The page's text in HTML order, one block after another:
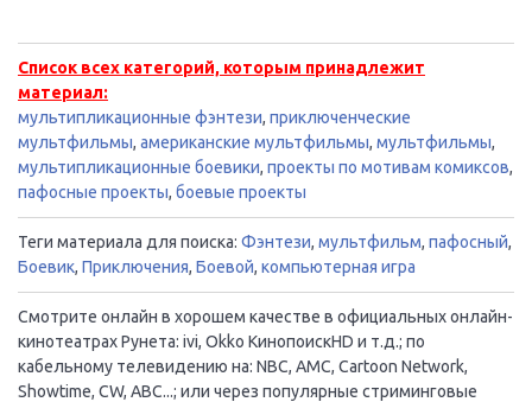
Список всех категорий, которым принадлежит
материал:
мультипликационные фэнтези, приключенческие
мультфильмы, американские мультфильмы, мультфильмы,
мультипликационные боевики, проекты по мотивам комиксов,
пафосные проекты, боевые проекты
Теги материала для поиска: Фэнтези, мультфильм, пафосный,
Боевик, Приключения, Боевой, компьютерная игра
Смотрите онлайн в хорошем качестве в официальных онлайн-
кинотеатрах Рунета: ivi, Okko КинопоискHD и т.д.; по
кабельному телевидению на: NBC, AMC, Cartoon Network,
Showtime, CW, ABC...; или через популярные стриминговые